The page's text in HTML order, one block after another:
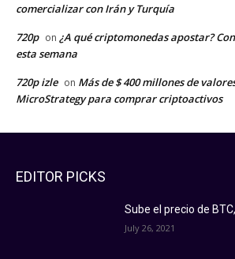
comercializar con Irán y Turquía
720p on ¿A qué criptomonedas apostar?
esta semana
720p izle on Más de $ 400 millones de
MicroStrategy para comprar criptoactivos
EDITOR PICKS
Sube el precio de
July 26, 2021